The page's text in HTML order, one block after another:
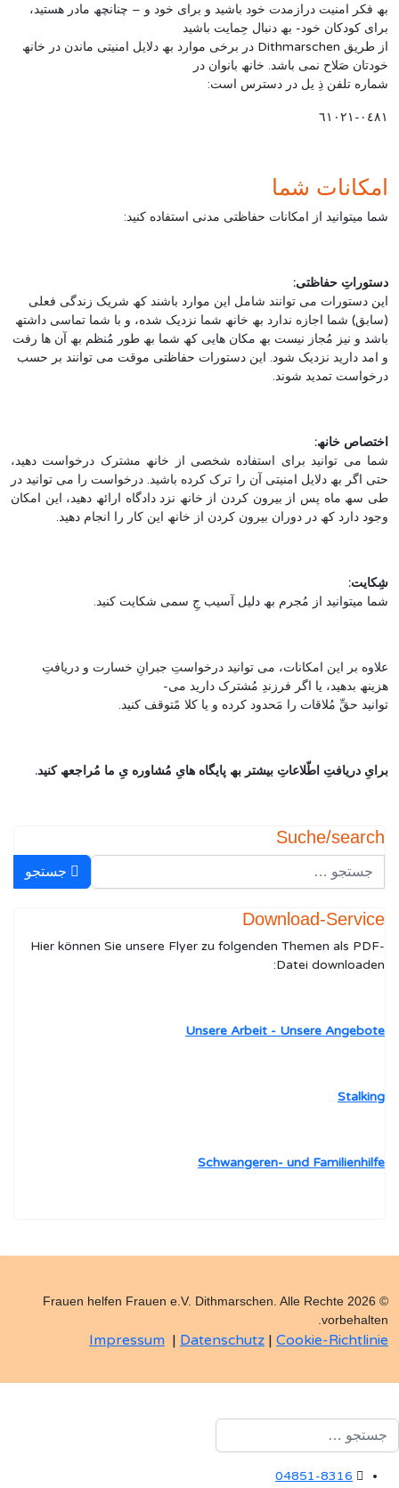
بھ فکر امنیت درازمدت خود باشید و برای خود و – چنانچھ مادر ھستید،
برای کودکان خود- بھ دنبال حِمایت باشید
از طریق Dithmarschen در برخی موارد بھ دلایل امنیتی ماندن در خانھ
خودتان صَلاح نمی باشد. خانھ بانوان در
شماره تلفن ذِ یل در دسترس است:
۰٤۸۱-٦۱۰۲۱
امکانات شما
شما میتوانید از امکانات حفاظتی مدنی استفاده کنید:
دستوراتِ حفاظتی:
این دستورات می توانند شامل این موارد باشند کھ شریک زندگی فعلی
(سابق) شما اجازه ندارد بھ خانھ شما نزدیک شده، و با شما تماسی داشتھ
باشد و نیز مُجاز نیست بھ مکان ھایی کھ شما بھ طور مُنظم بھ آن ھا رفت
و امد دارید نزدیک شود. این دستورات حفاظتی موقت می توانند بر حسب
درخواست تمدید شوند.
اختصاص خانھ:
شما می توانید برای استفاده شخصی از خانھ مشترک درخواست دھید،
حتی اگر بھ دلایل امنیتی آن را ترک کرده باشید. درخواست را می توانید در
طی سھ ماه پس از بیرون کردن از خانھ نزد دادگاه ارائھ دھید، این امکان
وجود دارد کھ در دوران بیرون کردن از خانھ این کار را انجام دھید.
شِکایت:
شما میتوانید از مُجرم بھ دلیل آسیب جِ سمی شکایت کنید.
علاوه بر این امکانات، می توانید درخواستِ جبرانِ خسارت و دریافتِ
ھزینھ بدھید، یا اگر فرزندِ مُشترک دارید می-
توانید حقِّ مُلاقات را مَحدود کرده و یا کلا مًتوقف کنید.
برایِ دریافتِ اطّلاعاتِ بیشتر بھ پایگاه ھایِ مُشاوره یِ ما مُراجعھ کنید.
Suche/search
جستجو
Download-Service
Hier können Sie unsere Flyer zu folgenden Themen als PDF-
Datei downloaden:
Unsere Arbeit - Unsere Angebote
Stalking
Schwangeren- und Familienhilfe
© 2026 Frauen helfen Frauen e.V. Dithmarschen. Alle Rechte
vorbehalten.
Impressum | Datenschutz | Cookie-Richtlinie
جستجو
04851-8316